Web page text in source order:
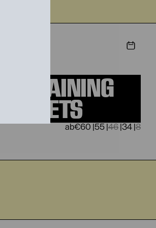
REMAINING
TICKETS
€60 55 46 34 8